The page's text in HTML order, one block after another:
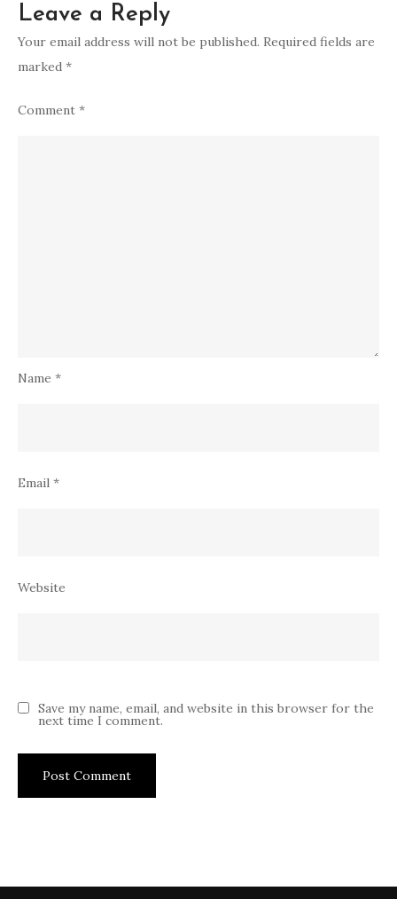
Leave a Reply
Your email address will not be published. Required fields are
marked *
Comment *
Name *
Email *
Website
Save my name, email, and website in this browser for the
next time I comment.